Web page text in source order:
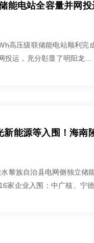
能电站全容量并网投
高压级联储能电站顺利完
运，充分彰显了明阳龙...
黎族自治县电网侧独立储
家企业入围：中广核、宁德